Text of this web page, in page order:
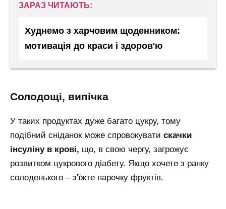
ЗАРАЗ ЧИТАЮТЬ:
Худнемо з харчовим щоденником:
мотивація до краси і здоров'ю
солодощі, випічка
У таких продуктах дуже багато цукру, тому
подібний сніданок може спровокувати скачки
інсуліну в крові, що, в свою чергу, загрожує
розвитком цукрового діабету. Якщо хочете з ранку
солоденького – з'їжте парочку фруктів.